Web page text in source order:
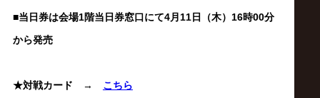
■当日券は会場1階当日券窓口にて4月11日（木）16時00分
から発売
★対戦カード → こちら